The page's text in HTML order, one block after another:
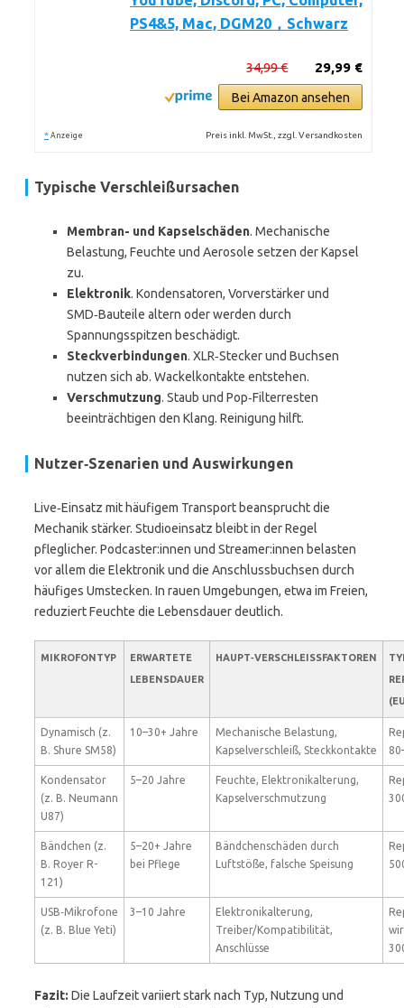
PS4&5, Mac, DGM20，Schwarz
29,99 €
34,99 €
Bei Amazon ansehen
* Anzeige Preis inkl. MwSt., zzgl. Versandkosten
Typische Verschleißursachen
Membran- und Kapselschäden. Mechanische
Belastung, Feuchte und Aerosole setzen der Kapsel
zu.
Elektronik. Kondensatoren, Vorverstärker und
SMD‑Bauteile altern oder werden durch
Spannungsspitzen beschädigt.
Steckverbindungen. XLR‑Stecker und Buchsen
nutzen sich ab. Wackelkontakte entstehen.
Verschmutzung. Staub und Pop‑Filterresten
beeinträchtigen den Klang. Reinigung hilft.
Nutzer‑Szenarien und Auswirkungen
Live‑Einsatz mit häufigem Transport beansprucht die
Mechanik stärker. Studioeinsatz bleibt in der Regel
pfleglicher. Podcaster:innen und Streamer:innen belasten
vor allem die Elektronik und die Anschlussbuchsen durch
häufiges Umstecken. In rauen Umgebungen, etwa im Freien,
reduziert Feuchte die Lebensdauer deutlich.
MIKROFONTYP
ERWARTETE
LEBENSDAUER
HAUPT‑VERSCHLEISSFAKTOREN
Dynamisch (z.
B. Shure SM58)
10–30+ Jahre
Mechanische Belastung,
Kapselverschleiß, Steckkontakte
Kondensator
(z. B. Neumann
U87)
5–20 Jahre
Feuchte, Elektronikalterung,
Kapselverschmutzung
Bändchen (z.
B. Royer R-
121)
5–20+ Jahre
bei Pflege
Bändchenschäden durch
Luftstöße, falsche Speisung
USB‑Mikrofone
(z. B. Blue Yeti)
3–10 Jahre
Elektronikalterung,
Treiber/Kompatibilität,
Anschlüsse
Fazit: Die Laufzeit variiert stark nach Typ, Nutzung und